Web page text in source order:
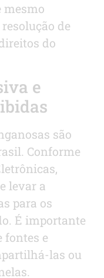
mesmo
de
do
e
são
Conforme
levar a
para os
É importante
fontes e
las ou